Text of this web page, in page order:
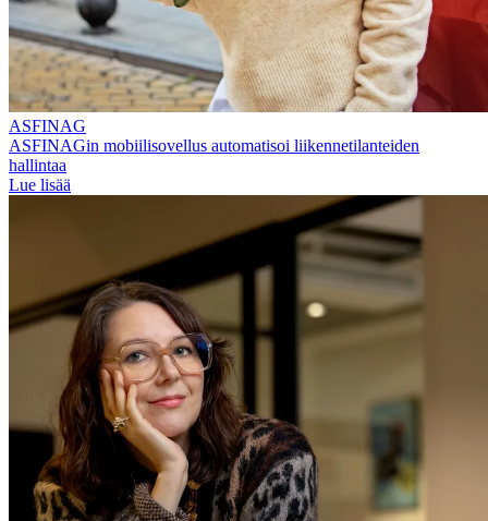
ASFINAG
ASFINAGin mobiilisovellus automatisoi liikennetilanteiden
hallintaa
Lue lisää